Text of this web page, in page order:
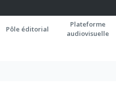
Pôle éditorial
Plateforme
audiovisuelle